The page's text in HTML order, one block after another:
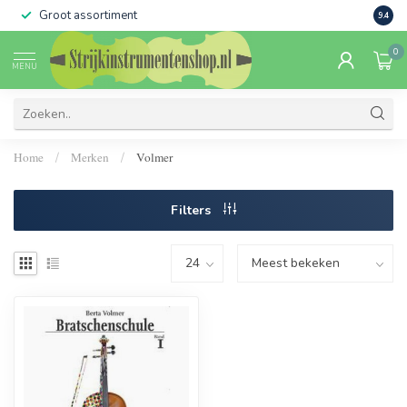
Groot assortiment 9.4
MENU
0
Home / Merken / Volmer
Filters